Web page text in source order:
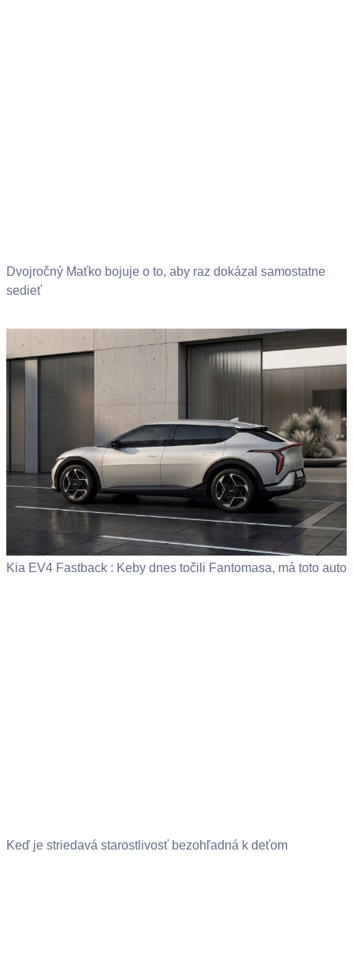
Dvojročný Maťko bojuje o to, aby raz dokázal samostatne
sedieť
Kia EV4 Fastback : Keby dnes točili Fantomasa, má toto auto
Keď je striedavá starostlivosť bezohľadná k deťom